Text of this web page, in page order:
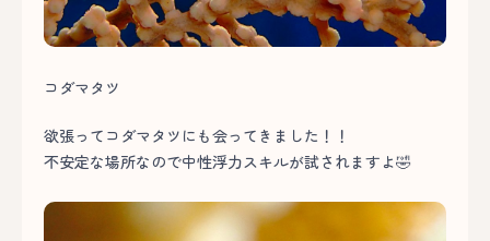
コダマタツ
欲張ってコダマタツにも会ってきました！！
不安定な場所なので中性浮力スキルが試されますよ🤣